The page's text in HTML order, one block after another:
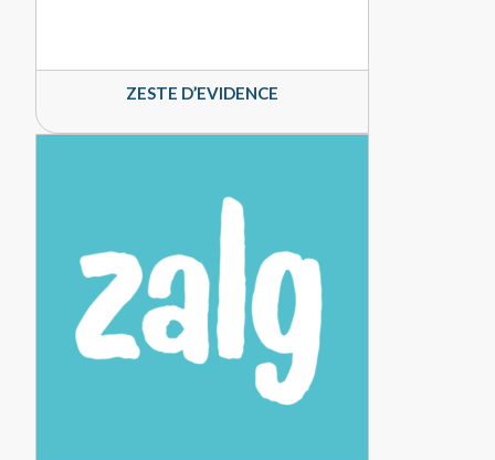
ZESTE D’EVIDENCE